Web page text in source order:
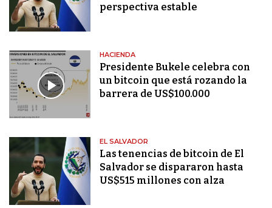
perspectiva estable
HACIENDA
Presidente Bukele celebra con
un bitcoin que está rozando la
barrera de US$100.000
EL SALVADOR
Las tenencias de bitcoin de El
Salvador se dispararon hasta
US$515 millones con alza